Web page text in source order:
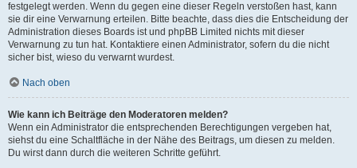
festgelegt werden. Wenn du gegen eine dieser Regeln verstoßen hast, kann
sie dir eine Verwarnung erteilen. Bitte beachte, dass dies die Entscheidung der
Administration dieses Boards ist und phpBB Limited nichts mit dieser
Verwarnung zu tun hat. Kontaktiere einen Administrator, sofern du die nicht
sicher bist, wieso du verwarnt wurdest.
Nach oben
Wie kann ich Beiträge den Moderatoren melden?
Wenn ein Administrator die entsprechenden Berechtigungen vergeben hat,
siehst du eine Schaltfläche in der Nähe des Beitrags, um diesen zu melden.
Du wirst dann durch die weiteren Schritte geführt.